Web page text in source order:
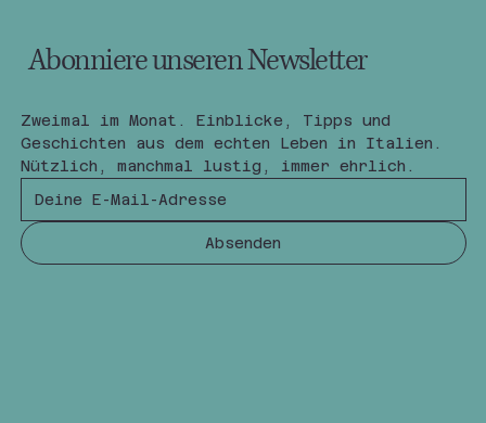
Abonniere unseren Newsletter
Zweimal im Monat. Einblicke, Tipps und
Geschichten aus dem echten Leben in Italien.
Nützlich, manchmal lustig, immer ehrlich.
Absenden